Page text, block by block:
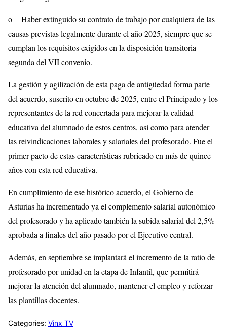
o Haber extinguido su contrato de trabajo por cualquiera de las
causas previstas legalmente durante el año 2025, siempre que se
cumplan los requisitos exigidos en la disposición transitoria
segunda del VII convenio.
La gestión y agilización de esta paga de antigüedad forma parte
del acuerdo, suscrito en octubre de 2025, entre el Principado y los
representantes de la red concertada para mejorar la calidad
educativa del alumnado de estos centros, así como para atender
las reivindicaciones laborales y salariales del profesorado. Fue el
primer pacto de estas características rubricado en más de quince
años con esta red educativa.
En cumplimiento de ese histórico acuerdo, el Gobierno de
Asturias ha incrementado ya el complemento salarial autonómico
del profesorado y ha aplicado también la subida salarial del 2,5%
aprobada a finales del año pasado por el Ejecutivo central.
Además, en septiembre se implantará el incremento de la ratio de
profesorado por unidad en la etapa de Infantil, que permitirá
mejorar la atención del alumnado, mantener el empleo y reforzar
las plantillas docentes.
Categories: Vinx TV